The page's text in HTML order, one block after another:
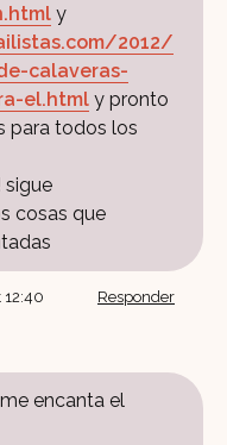
y
2012/
calaveras-
el.html y pronto
para todos los
sigue
cosas que
12:40 Responder
encanta el